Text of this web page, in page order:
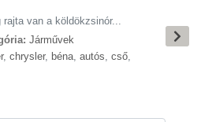
van a köldökzsinór...
Járművek
, chrysler, béna, autós, cső,